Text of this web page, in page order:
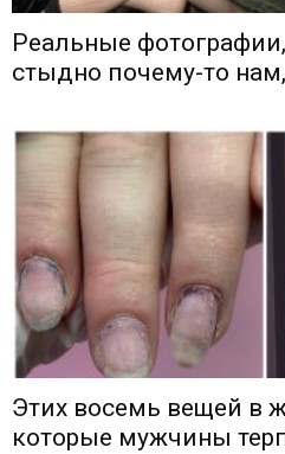
Реальные
стыдно почему-то
Этих восемь вещей в
которые мужчины